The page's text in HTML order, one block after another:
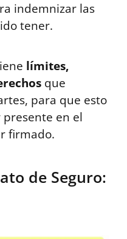
indemnizar las
tener.
límites,
que
para que esto
en el
firmado.
de Seguro: